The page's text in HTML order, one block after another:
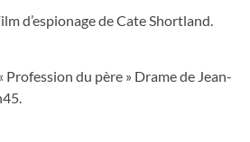
d’espionage de Cate Shortland.
Profession du père » Drame de Jean-